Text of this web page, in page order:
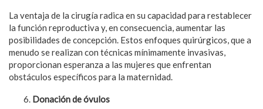
La ventaja de la cirugía radica en su capacidad para restablecer
la función reproductiva y, en consecuencia, aumentar las
posibilidades de concepción. Estos enfoques quirúrgicos, que a
menudo se realizan con técnicas mínimamente invasivas,
proporcionan esperanza a las mujeres que enfrentan
obstáculos específicos para la maternidad.
Donación de óvulos